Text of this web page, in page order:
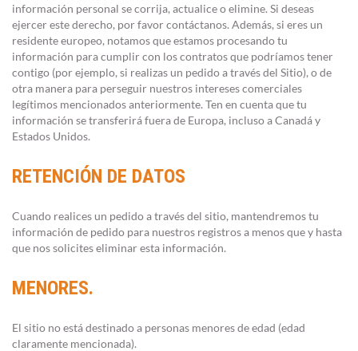
información personal se corrija, actualice o elimine. Si deseas
ejercer este derecho, por favor contáctanos. Además, si eres un
residente europeo, notamos que estamos procesando tu
información para cumplir con los contratos que podríamos tener
contigo (por ejemplo, si realizas un pedido a través del Sitio), o de
otra manera para perseguir nuestros intereses comerciales
legítimos mencionados anteriormente. Ten en cuenta que tu
información se transferirá fuera de Europa, incluso a Canadá y
Estados Unidos.
RETENCIÓN DE DATOS
Cuando realices un pedido a través del sitio, mantendremos tu
información de pedido para nuestros registros a menos que y hasta
que nos solicites eliminar esta información.
MENORES.
El sitio no está destinado a personas menores de edad (edad
claramente mencionada).